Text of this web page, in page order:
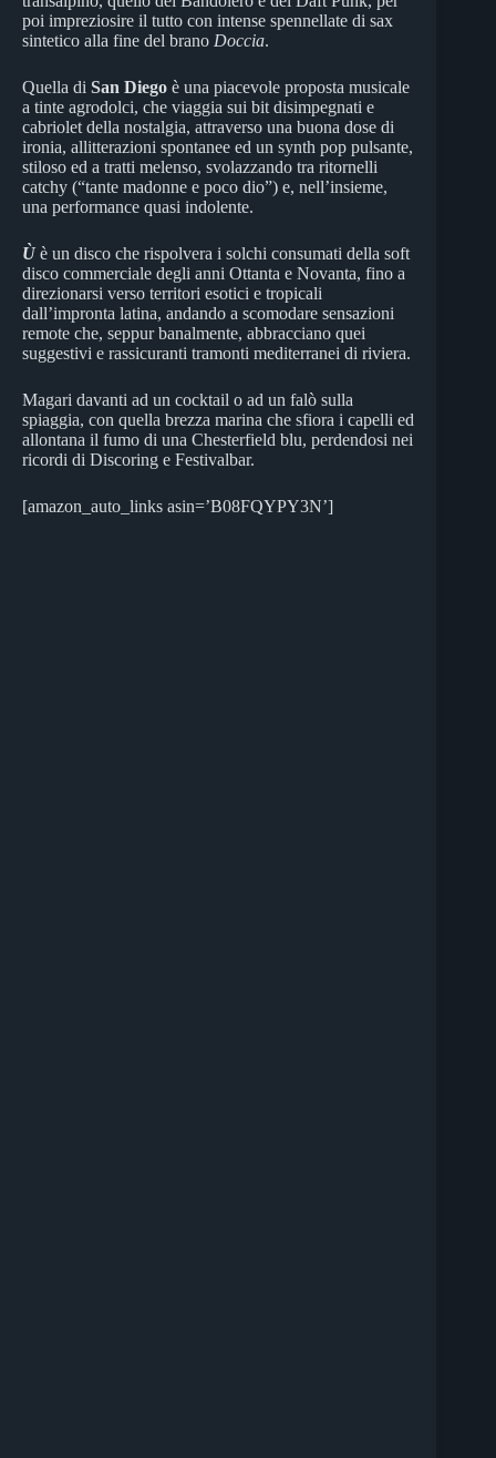
poi impreziosire il tutto con intense spennellate di sax
sintetico alla fine del brano Doccia.
Quella di San Diego è una piacevole proposta musicale
a tinte agrodolci, che viaggia sui bit disimpegnati e
cabriolet della nostalgia, attraverso una buona dose di
ironia, allitterazioni spontanee ed un synth pop pulsante,
stiloso ed a tratti melenso, svolazzando tra ritornelli
catchy (“tante madonne e poco dio”) e, nell’insieme,
una performance quasi indolente.
Ù è un disco che rispolvera i solchi consumati della soft
disco commerciale degli anni Ottanta e Novanta, fino a
direzionarsi verso territori esotici e tropicali
dall’impronta latina, andando a scomodare sensazioni
remote che, seppur banalmente, abbracciano quei
suggestivi e rassicuranti tramonti mediterranei di riviera.
Magari davanti ad un cocktail o ad un falò sulla
spiaggia, con quella brezza marina che sfiora i capelli ed
allontana il fumo di una Chesterfield blu, perdendosi nei
ricordi di Discoring e Festivalbar.
[amazon_auto_links asin=’B08FQYPY3N’]